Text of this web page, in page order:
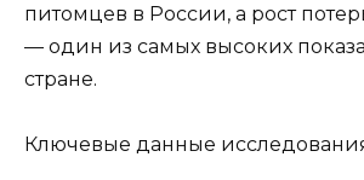
питомцев в России, а рост
— один из самых высоких
стране.
Ключевые данные